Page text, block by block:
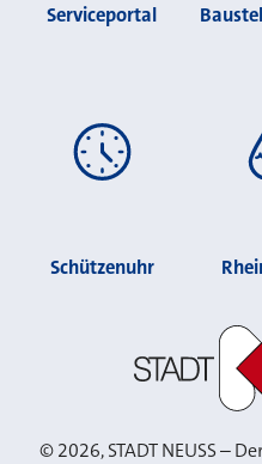
Serviceportal
Schützenuhr
©2026, STADT NEUSS –